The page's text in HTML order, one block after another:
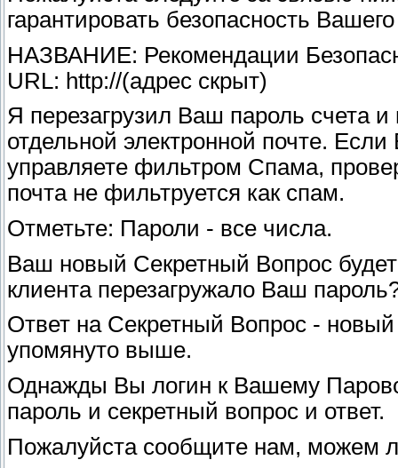
гарантировать безопасность
НАЗВАНИЕ: Рекомендации
URL: http://(адрес скрыт)
Я перезагрузил Ваш пароль счета
отдельной электронной почте.
управляете фильтром Спама,
почта не фильтруется как спам.
Отметьте: Пароли - все числа.
Ваш новый Секретный Вопрос
клиента перезагружало Ваш
Ответ на Секретный Вопрос -
упомянуто выше.
Однажды Вы логин к Вашему
пароль и секретный вопрос и ответ.
Пожалуйста сообщите нам,